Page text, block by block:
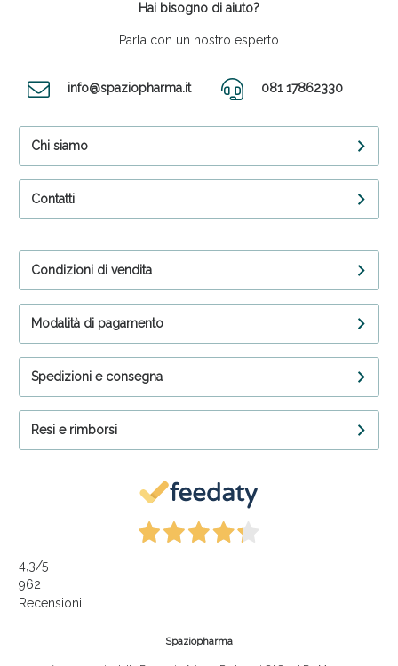
Hai bisogno di aiuto?
Parla con un nostro esperto
info@spaziopharma.it 081 17862330
Chi siamo
Contatti
Condizioni di vendita
Modalità di pagamento
Spedizioni e consegna
Resi e rimborsi
4,3/5
962
Recensioni
Spaziopharma